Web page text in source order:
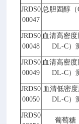
JRDS0
00047
总胆固醇（
JRDS0
00048
血清高密
DL-C）
JRDS0
00049
血清高密
DL-C）
JRDS0
00050
血清低密
DL-C）
JRDS0
葡萄糖